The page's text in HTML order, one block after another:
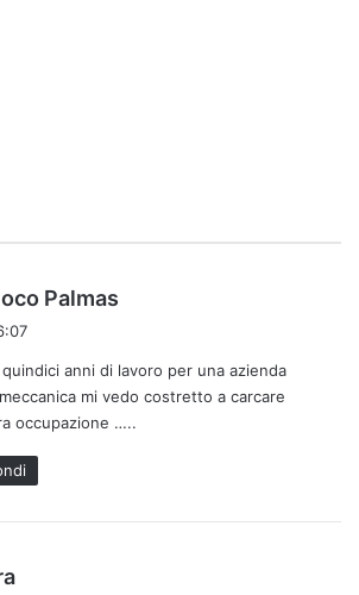
Palmas
e
t
t
quindici anni di lavoro per una azienda
mi vedo costretto a carcare
occupazione …..